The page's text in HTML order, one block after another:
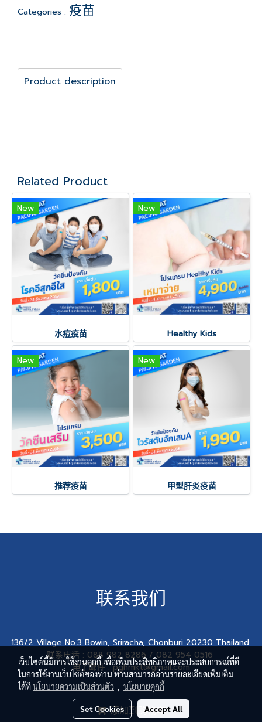
添加到购物车
Categories : 疫苗
Product description
Related Product
New
水痘疫苗
New
Healthy Kids
New
推荐疫苗
New
甲型肝炎疫苗
联系我们
136/2 Village No.3 Bowin, Sriracha, Chonburi 20230 Thailand.
联系电话 : 088 982 8286 / 082 954 0516
电子邮件 : pghmkt@gmail.com
© Copyright 2017 All Rights Reserved
เว็บไซต์นี้มีการใช้งานคุกกี้ เพื่อเพิ่มประสิทธิภาพและประสบการณ์ที่ดี
ในการใช้งานเว็บไซต์ของท่าน ท่านสามารถอ่านรายละเอียดเพิ่มเติม
ได้ที่นโยบายความเป็นส่วนตัว , นโยบายคุกกี้
Set Cookies Accept All